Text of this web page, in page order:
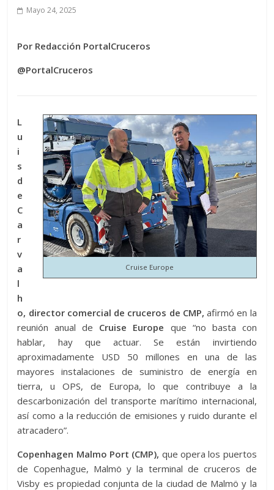
Mayo 24, 2025
Por Redacción PortalCruceros
@PortalCruceros
Cruise Europe
L
u
i
s
d
e
C
a
r
v
a
l
h
o, director comercial de cruceros de CMP, afirmó en la
reunión anual de Cruise Europe que “no basta con
hablar, hay que actuar. Se están invirtiendo
aproximadamente USD 50 millones en una de las
mayores instalaciones de suministro de energía en
tierra, u OPS, de Europa, lo que contribuye a la
descarbonización del transporte marítimo internacional,
así como a la reducción de emisiones y ruido durante el
atracadero”.
Copenhagen Malmo Port (CMP), que opera los puertos
de Copenhague, Malmö y la terminal de cruceros de
Visby es propiedad conjunta de la ciudad de Malmö y la